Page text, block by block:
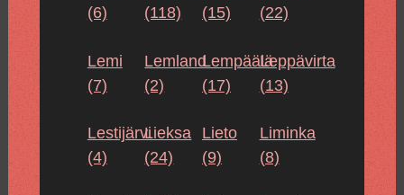
(6)
(118)
(15)
(22)
Lemi
(7)
Lemland
(2)
Lempäälä
(17)
Leppävirta
(13)
Lestijärvi
(4)
Lieksa
(24)
Lieto
(9)
Liminka
(8)